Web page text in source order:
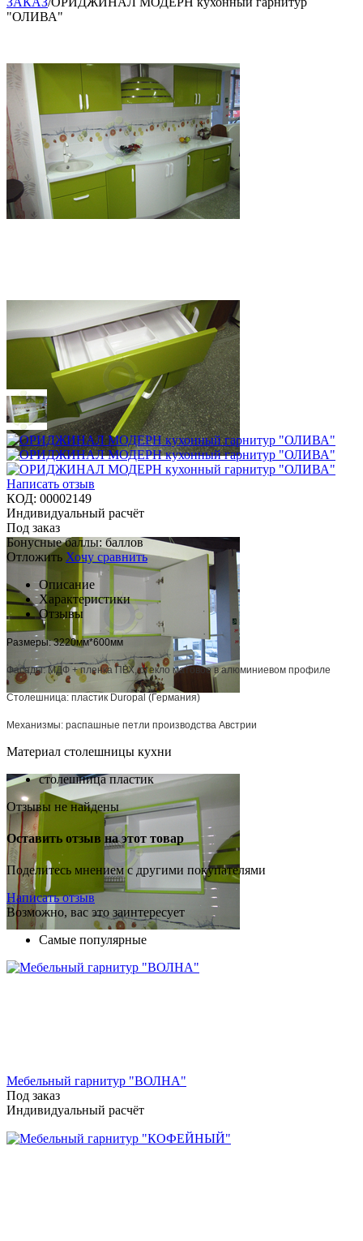
"ОЛИВА"
Написать отзыв
КОД: 00002149
Индивидуальный расчёт
Под заказ
Бонусные баллы: баллов
Отложить Хочу сравнить
Описание
Характеристики
Отзывы
Размеры: 3220мм*600мм
Фасады: МДФ + пленка ПВХ, стекло матовое в алюминиевом профиле
Столешница: пластик Duropal (Германия)
Механизмы: распашные петли производства Австрии
Материал столешницы кухни
столешница пластик
Отзывы не найдены
Оставить отзыв на этот товар
Поделитесь мнением с другими покупателями
Написать отзыв
Возможно, вас это заинтересует
Самые популярные
Мебельный гарнитур "ВОЛНА"
Под заказ
Индивидуальный расчёт